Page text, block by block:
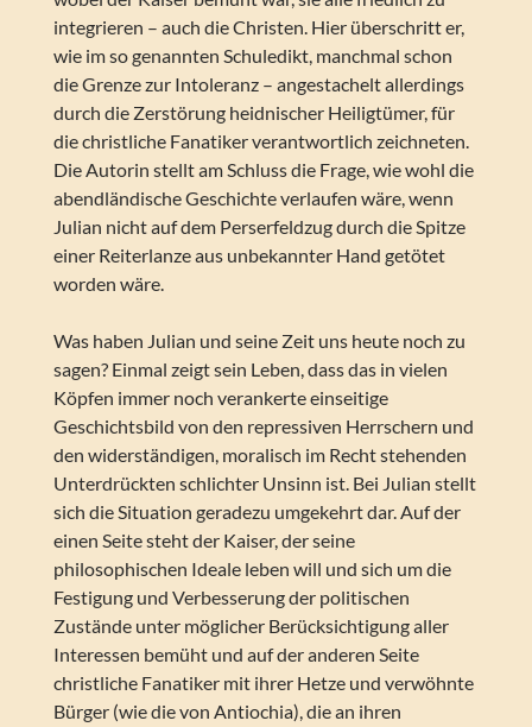
integrieren – auch die Christen. Hier überschritt er,
wie im so genannten Schuledikt, manchmal schon
die Grenze zur Intoleranz – angestachelt allerdings
durch die Zerstörung heidnischer Heiligtümer, für
die christliche Fanatiker verantwortlich zeichneten.
Die Autorin stellt am Schluss die Frage, wie wohl die
abendländische Geschichte verlaufen wäre, wenn
Julian nicht auf dem Perserfeldzug durch die Spitze
einer Reiterlanze aus unbekannter Hand getötet
worden wäre.
Was haben Julian und seine Zeit uns heute noch zu
sagen? Einmal zeigt sein Leben, dass das in vielen
Köpfen immer noch verankerte einseitige
Geschichtsbild von den repressiven Herrschern und
den widerständigen, moralisch im Recht stehenden
Unterdrückten schlichter Unsinn ist. Bei Julian stellt
sich die Situation geradezu umgekehrt dar. Auf der
einen Seite steht der Kaiser, der seine
philosophischen Ideale leben will und sich um die
Festigung und Verbesserung der politischen
Zustände unter möglicher Berücksichtigung aller
Interessen bemüht und auf der anderen Seite
christliche Fanatiker mit ihrer Hetze und verwöhnte
Bürger (wie die von Antiochia), die an ihren